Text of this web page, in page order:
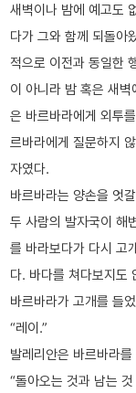
새벽이나 밤에 예고도
다가 그와 함께 되돌아
적으로 이전과 동일한
이 아니라 밤 혹은 새
은 바르바라에게 외투
르바라에게 질문하지
자였다.
바르바라는 양손을 엇
두 사람의 발자국이 해
를 바라보다가 다시 고
다. 바다를 쳐다보지도
바르바라가 고개를 들
“레이.”
발레리안은 바르바라
“돌아오는 것과 남는